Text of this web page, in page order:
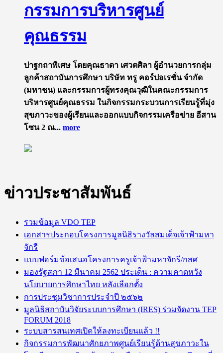
กรรมการบริหารศูนย์
คุณธรรม
ปาฐกถาพิเศษ โดยคุณธาดา เศวตศิลา ผู้อำนวยการกลุ่ม
ลูกค้าสถาบันการศึกษา บริษัท ทรู คอร์ปอเรชั่น จำกัด
(มหาชน) และกรรมการผู้ทรงคุณวุฒิในคณะกรรมการ
บริหารศูนย์คุณธรรม ในกิจกรรมกระบวนการเรียนรู้ที่มุ่ง
สุขภาวะของผู้เรียนและออกแบบกิจกรรมเครือข่าย อีสาน
โซน 2 ณ... more
ข่าวประชาสัมพันธ์
รวมข้อมูล VDO TEP
เอกสารประกอบโครงการมูลนิธิรางวัลสมเด็จเจ้าฟ้ามหา
จักรี
แบบฟอร์มข้อเสนอโครงการครูเจ้าฟ้ามหาจักรี/กสศ
มองรัฐสภา 12 มีนาคม 2562 ประเด็น : ความคาดหวัง
นโยบายการศึกษาไทย หลังเลือกตั้ง
การประชุมวิชาการประจำปี ๒๕๖๒
มูลนิธิ​สถาบัน​วิจัย​ระบบ​การศึกษา​ (IRES)​ ร่วมจัดงาน TEP
FORUM 2018
ระบบสารสนเทศเปิดให้ลงทะเบียนแล้ว !!
กิจกรรมการพัฒนาศักยภาพศูนย์เรียนรู้ด้านสุขภาวะใน